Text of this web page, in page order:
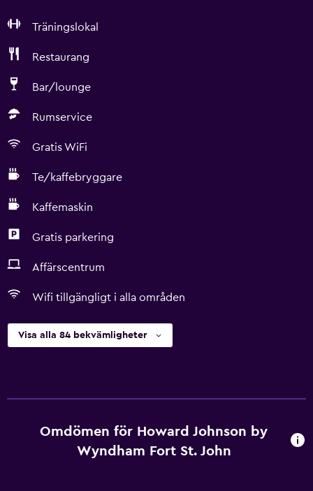
Träningslokal
Restaurang
Bar/lounge
Rumservice
Gratis WiFi
Te/kaffebryggare
Kaffemaskin
Gratis parkering
Affärscentrum
Wifi tillgängligt i alla områden
Visa alla 84 bekvämligheter
Omdömen för Howard Johnson by
Wyndham Fort St. John